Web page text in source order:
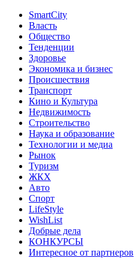
SmartCity
Власть
Общество
Тенденции
Здоровье
Экономика и бизнес
Происшествия
Транспорт
Кино и Культура
Недвижимость
Строительство
Наука и образование
Технологии и медиа
Рынок
Туризм
ЖКХ
Авто
Спорт
LifeStyle
WishList
Добрые дела
КОНКУРСЫ
Интересное от партнеров